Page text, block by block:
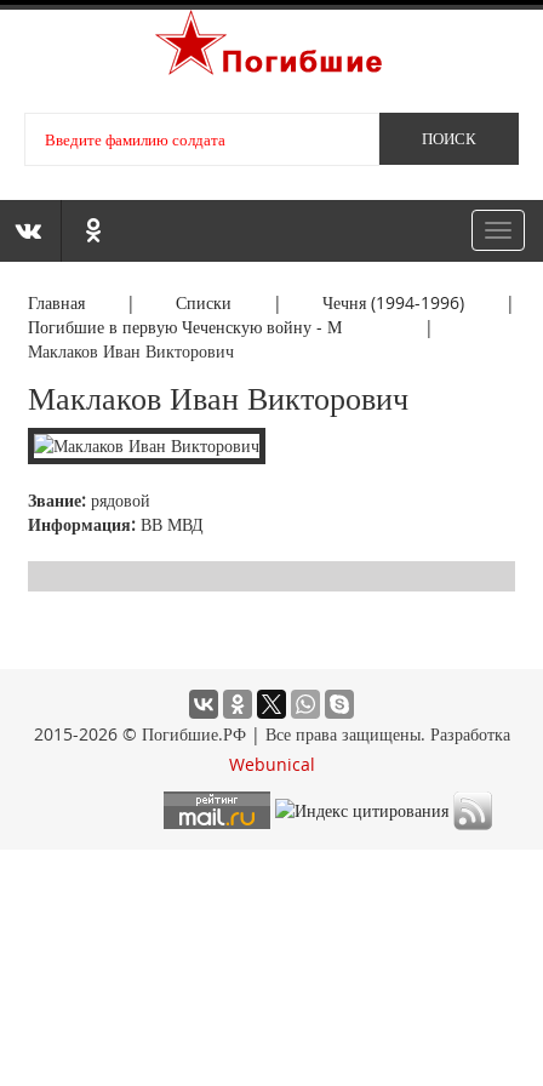
Главная |Списки |Чечня (1994-1996) |
Погибшие в первую Чеченскую войну - М |
Маклаков Иван Викторович
Маклаков Иван Викторович
Звание: рядовой
Информация: ВВ МВД
2015-2026 © Погибшие.РФ | Все права защищены. Разработка
Webunical